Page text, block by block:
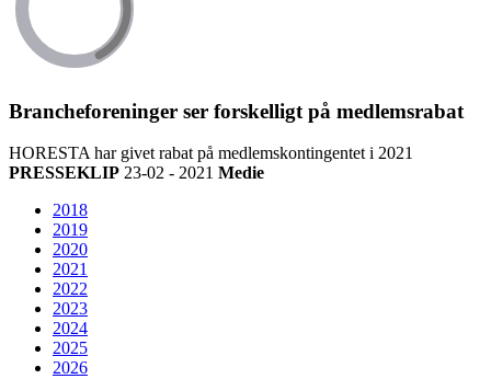
Brancheforeninger ser forskelligt på medlemsrabat
HORESTA har givet rabat på medlemskontingentet i 2021
PRESSEKLIP 23-02 - 2021 Medie
2018
2019
2020
2021
2022
2023
2024
2025
2026